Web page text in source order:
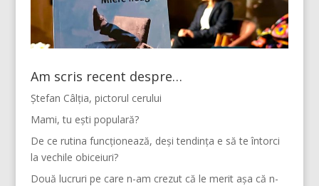
Am scris recent despre…
Ștefan Câlția, pictorul cerului
Mami, tu ești populară?
De ce rutina funcționează, deși tendința e să te întorci
la vechile obiceiuri?
Două lucruri pe care n-am crezut că le merit așa că n-